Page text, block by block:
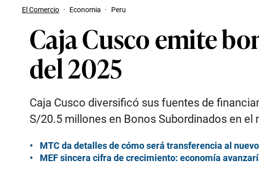
El Comercio · Economia · Peru
Caja Cusco emite
del 2025
Caja Cusco diversificó sus fuentes de
S/20.5 millones en Bonos Subordinados en el
MTC da detalles de cómo será transferencia al
MEF sincera cifra de crecimiento: economía